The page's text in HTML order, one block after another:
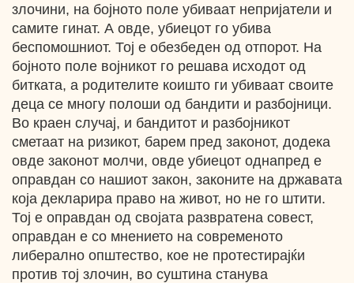
злочини, на бојното поле убиваат непријатели и
самите гинат. А овде, убиецот го убива
беспомошниот. Тој е обезбеден од отпорот. На
бојното поле војникот го решава исходот од
битката, а родителите коишто ги убиваат своите
деца се многу полоши од бандити и разбојници.
Во краен случај, и бандитот и разбојникот
сметаат на ризикот, барем пред законот, додека
овде законот молчи, овде убиецот однапред е
оправдан со нашиот закон, законите на државата
која декларира право на живот, но не го штити.
Тој е оправдан од својата развратена совест,
оправдан е со мнението на современото
либерално општество, кое не протестирајќи
против тој злочин, во суштина станува